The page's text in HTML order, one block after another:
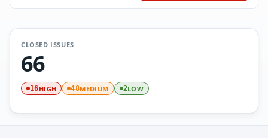
CLOSED ISSUES
66
16HIGH 48MEDIUM 2LOW